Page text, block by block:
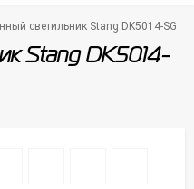
светильник Stang DK5014-SG
Stang DK5014-